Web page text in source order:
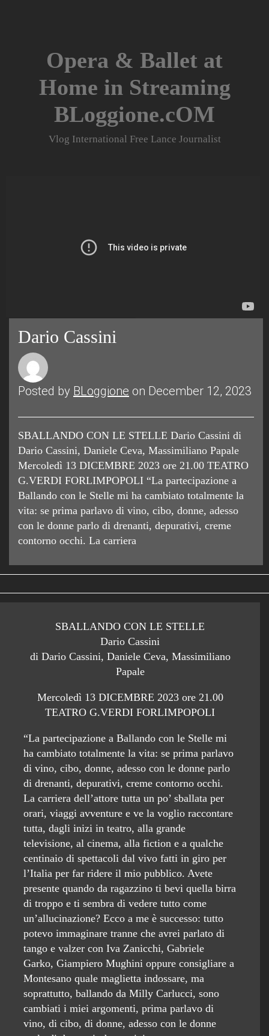
Opera & Ballet at
Home in Streaming
BLoggione.cOM
Vlog International Free Lance Journalist
Dario Cassini
Posted by BLoggione on December 12, 2023
SBALLANDO CON LE STELLE Dario Cassini di
Dario Cassini, Daniele Ceva, Massimiliano Papale
Mercoledì 13 DICEMBRE 2023 ore 21.00 TEATRO
G.VERDI FORLIMPOPOLI “La partecipazione a
Ballando con le Stelle mi ha cambiato totalmente la
vita: se prima parlavo di vino, cibo, donne, adesso
con le donne parlo di drenanti, depurativi, creme
contorno occhi. La carriera
SBALLANDO CON LE STELLE
Dario Cassini
di Dario Cassini, Daniele Ceva, Massimiliano
Papale
Mercoledì 13 DICEMBRE 2023 ore 21.00
TEATRO G.VERDI FORLIMPOPOLI
“La partecipazione a Ballando con le Stelle mi
ha cambiato totalmente la vita: se prima parlavo
di vino, cibo, donne, adesso con le donne parlo
di drenanti, depurativi, creme contorno occhi.
La carriera dell’attore tutta un po’ sballata per
orari, viaggi avventure e ve la voglio raccontare
tutta, dagli inizi in teatro, alla grande
televisione, al cinema, alla fiction e a qualche
centinaio di spettacoli dal vivo fatti in giro per
l’Italia per far ridere il mio pubblico. Avete
presente quando da ragazzino ti bevi quella birra
di troppo e ti sembra di vedere tutto come
un’allucinazione? Ecco a me è successo: tutto
potevo immaginare tranne che avrei parlato di
tango e valzer con Iva Zanicchi, Gabriele
Garko, Giampiero Mughini oppure consigliare a
Montesano quale maglietta indossare, ma
soprattutto, ballando da Milly Carlucci, sono
cambiati i miei argomenti, prima parlavo di
vino, di cibo, di donne, adesso con le donne